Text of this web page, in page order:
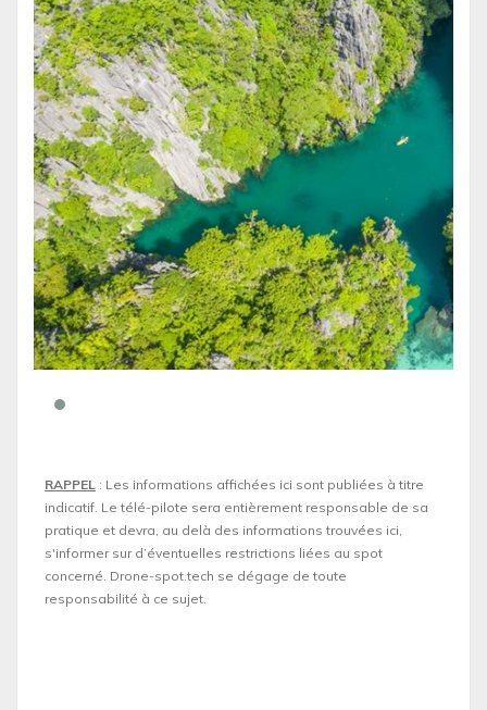
RAPPEL : Les informations affichées ici sont publiées à titre
indicatif. Le télé-pilote sera entièrement responsable de sa
pratique et devra, au delà des informations trouvées ici,
s'informer sur d’éventuelles restrictions liées au spot
concerné. Drone-spot.tech se dégage de toute
responsabilité à ce sujet.